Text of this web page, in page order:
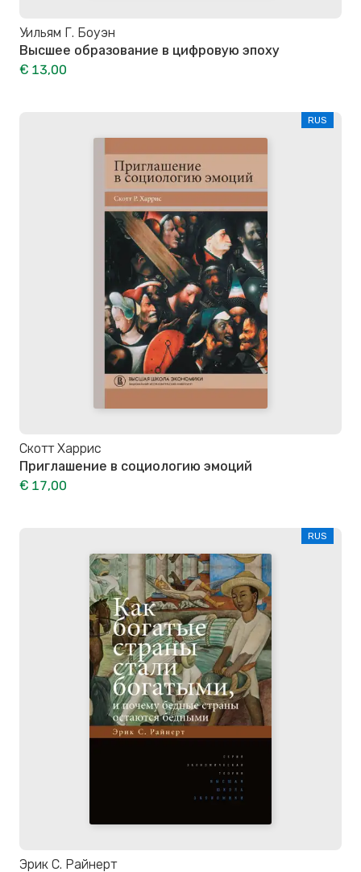
Уильям Г. Боуэн
Высшее образование в цифровую эпоху
€ 13,00
RUS
Скотт Харрис
Приглашение в социологию эмоций
€ 17,00
RUS
Эрик С. Райнерт